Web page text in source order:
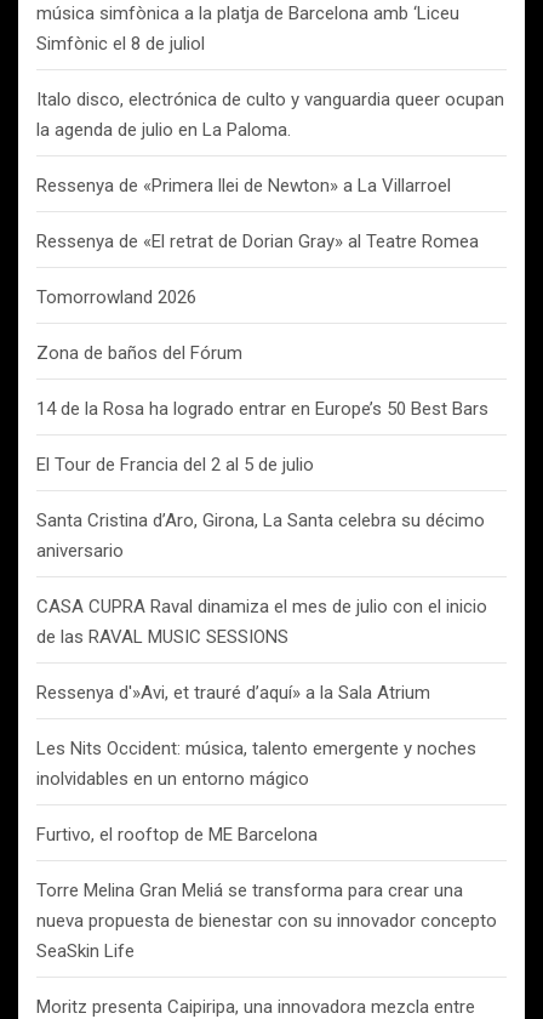
música simfònica a la platja de Barcelona amb ‘Liceu
Simfònic el 8 de juliol
Italo disco, electrónica de culto y vanguardia queer ocupan
la agenda de julio en La Paloma.
Ressenya de «Primera llei de Newton» a La Villarroel
Ressenya de «El retrat de Dorian Gray» al Teatre Romea
Tomorrowland 2026
Zona de baños del Fórum
14 de la Rosa ha logrado entrar en Europe’s 50 Best Bars
El Tour de Francia del 2 al 5 de julio
Santa Cristina d’Aro, Girona, La Santa celebra su décimo
aniversario
CASA CUPRA Raval dinamiza el mes de julio con el inicio
de las RAVAL MUSIC SESSIONS
Ressenya d'»Avi, et trauré d’aquí» a la Sala Atrium
Les Nits Occident: música, talento emergente y noches
inolvidables en un entorno mágico
Furtivo, el rooftop de ME Barcelona
Torre Melina Gran Meliá se transforma para crear una
nueva propuesta de bienestar con su innovador concepto
SeaSkin Life
Moritz presenta Caipiripa, una innovadora mezcla entre